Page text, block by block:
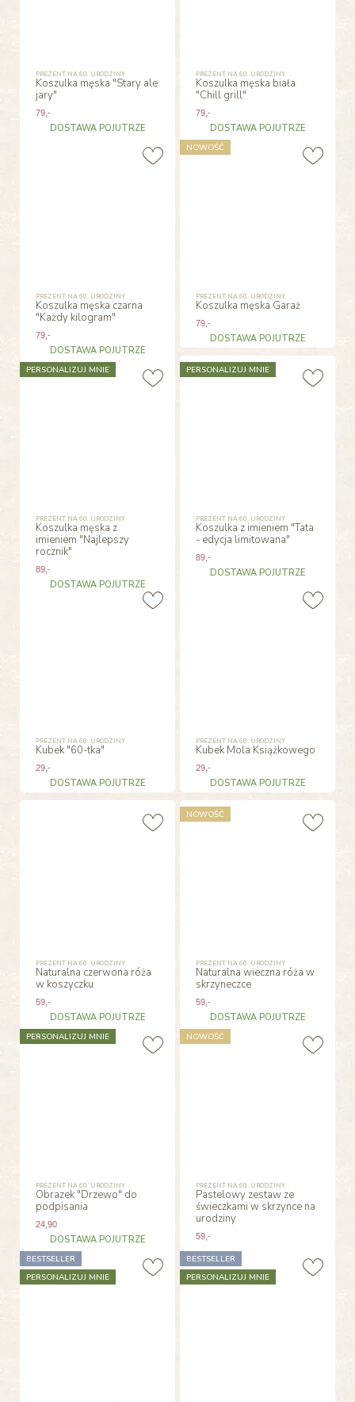
PREZENT NA 60. URODZINY
Koszulka męska "Stary ale
jary"
79,-
DOSTAWA POJUTRZE
PREZENT NA 60. URODZINY
Koszulka męska biała
"Chill grill"
79 ,-
DOSTAWA POJUTRZE
PREZENT NA 60. URODZINY
Koszulka męska czarna
"Każdy kilogram"
79,-
DOSTAWA POJUTRZE
PREZENT NA 60. URODZINY
Koszulka męska Garaż
79 ,-
DOSTAWA POJUTRZE
NOWOŚĆ
PREZENT NA 60. URODZINY
Koszulka męska z
imieniem "Najlepszy
rocznik"
89,-
DOSTAWA POJUTRZE
PERSONALIZUJ MNIE
PREZENT NA 60. URODZINY
Koszulka z imieniem "Tata
- edycja limitowana"
89 ,-
DOSTAWA POJUTRZE
PERSONALIZUJ MNIE
PREZENT NA 60. URODZINY
Kubek "60-tka"
29,-
DOSTAWA POJUTRZE
PREZENT NA 60. URODZINY
Kubek Mola Książkowego
29 ,-
DOSTAWA POJUTRZE
PREZENT NA 60. URODZINY
Naturalna czerwona róża
w koszyczku
59,-
DOSTAWA POJUTRZE
PREZENT NA 60. URODZINY
Naturalna wieczna róża w
skrzyneczce
59 ,-
DOSTAWA POJUTRZE
NOWOŚĆ
PREZENT NA 60. URODZINY
Obrazek "Drzewo" do
podpisania
24,90
DOSTAWA POJUTRZE
PERSONALIZUJ MNIE
PREZENT NA 60. URODZINY
Pastelowy zestaw ze
świeczkami w skrzynce na
urodziny
59 ,-
NOWOŚĆ
BESTSELLER
PERSONALIZUJ MNIE
BESTSELLER
PERSONALIZUJ MNIE